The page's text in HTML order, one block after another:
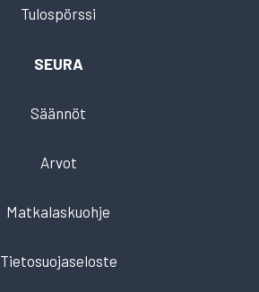
Tulospörssi
SEURA
Säännöt
Arvot
Matkalaskuohje
Tietosuojaseloste